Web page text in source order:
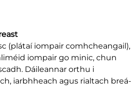
(plátaí iompair comhcheangail),
iompair go minic, chun
Dáileannar orthu i
iarbhheach agus rialtach breá-